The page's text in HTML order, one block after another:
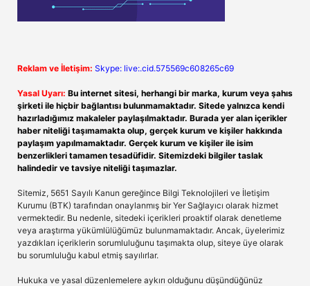
Reklam ve İletişim: Skype: live:.cid.575569c608265c69
Yasal Uyarı: Bu internet sitesi, herhangi bir marka, kurum veya şahıs
şirketi ile hiçbir bağlantısı bulunmamaktadır. Sitede yalnızca kendi
hazırladığımız makaleler paylaşılmaktadır. Burada yer alan içerikler
haber niteliği taşımamakta olup, gerçek kurum ve kişiler hakkında
paylaşım yapılmamaktadır. Gerçek kurum ve kişiler ile isim
benzerlikleri tamamen tesadüfidir. Sitemizdeki bilgiler taslak
halindedir ve tavsiye niteliği taşımazlar.
Sitemiz, 5651 Sayılı Kanun gereğince Bilgi Teknolojileri ve İletişim
Kurumu (BTK) tarafından onaylanmış bir Yer Sağlayıcı olarak hizmet
vermektedir. Bu nedenle, sitedeki içerikleri proaktif olarak denetleme
veya araştırma yükümlülüğümüz bulunmamaktadır. Ancak, üyelerimiz
yazdıkları içeriklerin sorumluluğunu taşımakta olup, siteye üye olarak
bu sorumluluğu kabul etmiş sayılırlar.
Hukuka ve yasal düzenlemelere aykırı olduğunu düşündüğünüz